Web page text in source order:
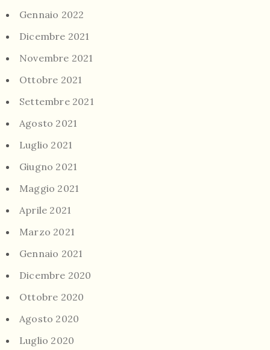
Gennaio 2022
Dicembre 2021
Novembre 2021
Ottobre 2021
Settembre 2021
Agosto 2021
Luglio 2021
Giugno 2021
Maggio 2021
Aprile 2021
Marzo 2021
Gennaio 2021
Dicembre 2020
Ottobre 2020
Agosto 2020
Luglio 2020